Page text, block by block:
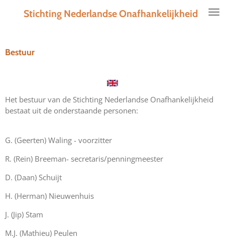
hoofdinhoud
Stichting Nederlandse Onafhankelijkheid
Bestuur
Het bestuur van de Stichting Nederlandse Onafhankelijkheid
bestaat uit de onderstaande personen:
G. (Geerten) Waling - voorzitter
R. (Rein) Breeman- secretaris/penningmeester
D. (Daan) Schuijt
H. (Herman) Nieuwenhuis
J. (Jip) Stam
M.J. (Mathieu) Peulen